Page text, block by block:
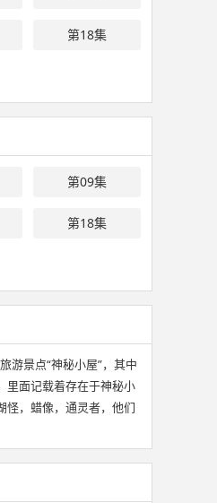
第18集
第09集
第18集
游景点“神秘小屋”，其中
里面记载着存在于神秘小
怪，蜡像，通灵者，他们